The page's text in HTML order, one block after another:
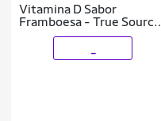
Vitamina D Sabor
Framboesa - True Source